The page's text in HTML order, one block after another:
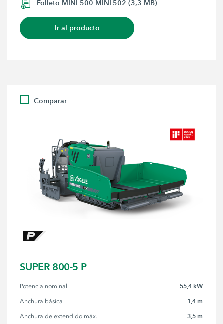
Folleto MINI 500 MINI 502 (3,3 MB)
Ir al producto
Comparar
SUPER 800-5 P
Potencia nominal 55,4 kW
Anchura básica 1,4 m
Anchura de extendido máx. 3,5 m